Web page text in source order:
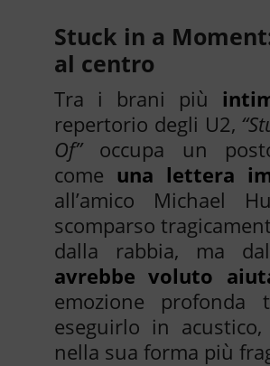
Stuck in a
al centro
Tra i brani più
repertorio degli U2,
Of”occupa un
come una lettera
all’amico Michael
scomparso
dalla rabbia, ma
avrebbe voluto
emozione profonda
eseguirlo in
nella sua forma più